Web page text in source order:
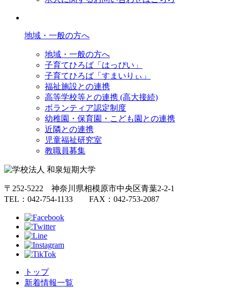
地域・一般の方へ
地域・一般の方へ
子育てひろば「はっぴい」
子育てひろば「すまいりぃ」
福祉施設との連携
高等学校等との連携 (高大接続)
ボランティア認定制度
幼稚園・保育園・こども園との連携
近隣との連携
児童福祉研究室
教職員募集
〒252-5222 神奈川県相模原市中央区青葉2-2-1
TEL：042-754-1133 FAX：042-753-2087
トップ
新着情報一覧